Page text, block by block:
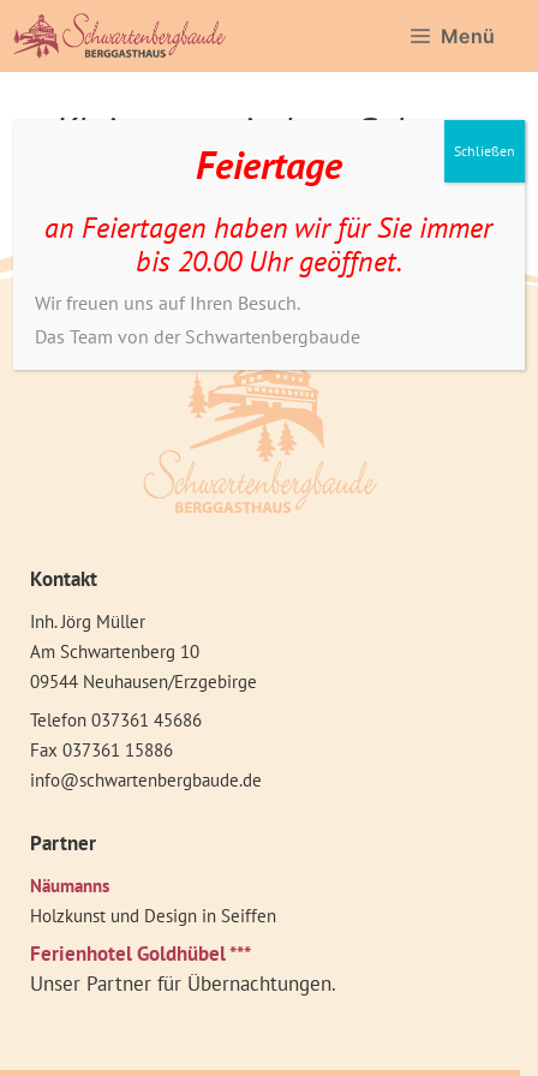
Inhalt
springen
Menü
Kleiner gemischter Salat
Kontakt
Inh. Jörg Müller
Am Schwartenberg 10
09544 Neuhausen/Erzgebirge
Telefon 037361 45686
Fax 037361 15886
info@schwartenbergbaude.de
Partner
Näumanns
Holzkunst und Design in Seiffen
Ferienhotel Goldhübel ***
Unser Partner für Übernachtungen.
Feiertage
an Feiertagen haben wir für Sie immer
bis 20.00 Uhr geöffnet.
Wir freuen uns auf Ihren Besuch.
Das Team von der Schwartenbergbaude
Schließen